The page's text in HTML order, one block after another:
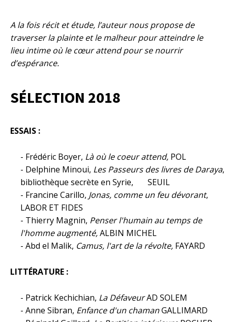
A la fois récit et étude, l’auteur nous propose de
traverser la plainte et le malheur pour atteindre le
lieu intime où le cœur attend pour se nourrir
d’espérance.
SÉLECTION 2018
ESSAIS :
- Frédéric Boyer, Là où le coeur attend, POL
- Delphine Minoui, Les Passeurs des livres de Daraya,
bibliothèque secrète en Syrie, SEUIL
- Francine Carillo, Jonas, comme un feu dévorant,
LABOR ET FIDES
- Thierry Magnin, Penser l'humain au temps de
l'homme augmenté,ALBIN MICHEL
- Abd el Malik, Camus, l'art de la révolte, FAYARD
LITTÉRATURE :
- Patrick Kechichian, La DéfaveurAD SOLEM
- Anne Sibran, Enfance d'un chamanGALLIMARD